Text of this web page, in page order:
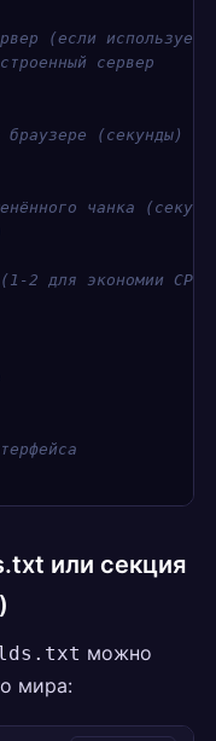
(если
сервер
(секунды)
чанка
2 для экономии CPU)
или секция
можно
мира: